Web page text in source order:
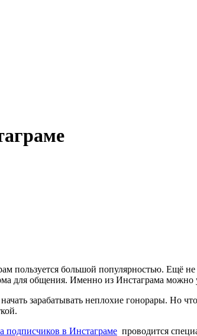
пользуется большой популярностью. Ещё не
для общения. Именно из Инстаграма можно
зарабатывать неплохие гонорары. Но
подписчиков в Инстаграме проводится